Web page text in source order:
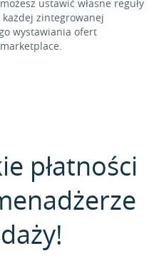
ustawić własne reguły
zintegrowanej
wystawiania ofert
płatności